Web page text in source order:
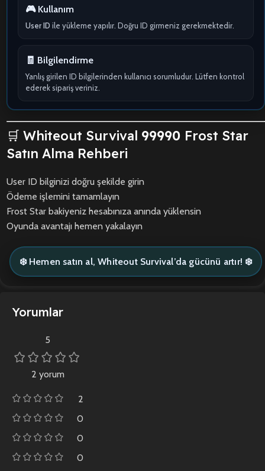
🎮 Kullanım
User ID ile yükleme yapılır. Doğru ID girmeniz gerekmektedir.
🧾 Bilgilendirme
Yanlış girilen ID bilgilerinden kullanıcı sorumludur. Lütfen kontrol
ederek sipariş veriniz.
🛒 Whiteout Survival 99990 Frost Star
Satın Alma Rehberi
User ID bilginizi doğru şekilde girin
Ödeme işlemini tamamlayın
Frost Star bakiyeniz hesabınıza anında yüklensin
Oyunda avantajı hemen yakalayın
❄️ Hemen satın al, Whiteout Survival’da gücünü artır! ❄️
Yorumlar
5
2 yorum
2
0
0
0